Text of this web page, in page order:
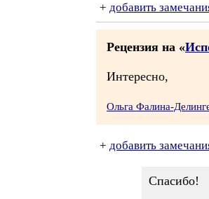
+ добавить
Рецензия на «
Интересно,
Ольга Фалина-
+ добавить
Спасибо!